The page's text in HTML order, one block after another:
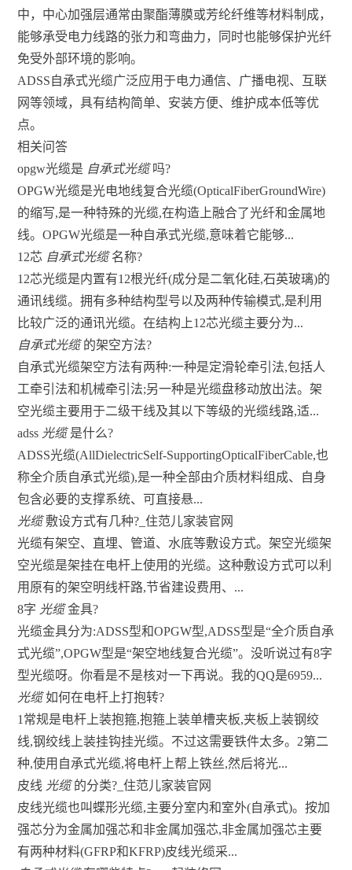
中，中心加强层通常由聚酯薄膜或芳纶纤维等材料制成，
能够承受电力线路的张力和弯曲力，同时也能够保护光纤
免受外部环境的影响。
ADSS自承式光缆广泛应用于电力通信、广播电视、互联
网等领域，具有结构简单、安装方便、维护成本低等优
点。
相关问答
opgw光缆是 自承式光缆 吗?
OPGW光缆是光电地线复合光缆(OpticalFiberGroundWire)
的缩写,是一种特殊的光缆,在构造上融合了光纤和金属地
线。OPGW光缆是一种自承式光缆,意味着它能够...
12芯 自承式光缆名称?
12芯光缆是内置有12根光纤(成分是二氧化硅,石英玻璃)的
通讯线缆。拥有多种结构型号以及两种传输模式,是利用
比较广泛的通讯光缆。在结构上12芯光缆主要分为...
自承式光缆的架空方法?
自承式光缆架空方法有两种:一种是定滑轮牵引法,包括人
工牵引法和机械牵引法;另一种是光缆盘移动放出法。架
空光缆主要用于二级干线及其以下等级的光缆线路,适...
adss 光缆是什么?
ADSS光缆(AllDielectricSelf-SupportingOpticalFiberCable,也
称全介质自承式光缆),是一种全部由介质材料组成、自身
包含必要的支撑系统、可直接悬...
光缆敷设方式有几种?_住范儿家装官网
光缆有架空、直埋、管道、水底等敷设方式。架空光缆架
空光缆是架挂在电杆上使用的光缆。这种敷设方式可以利
用原有的架空明线杆路,节省建设费用、...
8字 光缆金具?
光缆金具分为:ADSS型和OPGW型,ADSS型是“全介质自承
式光缆”,OPGW型是“架空地线复合光缆”。没听说过有8字
型光缆呀。你看是不是核对一下再说。我的QQ是6959...
光缆如何在电杆上打抱转?
1常规是电杆上装抱箍,抱箍上装单槽夹板,夹板上装钢绞
线,钢绞线上装挂钩挂光缆。不过这需要铁件太多。2第二
种,使用自承式光缆,将电杆上帮上铁丝,然后将光...
皮线 光缆的分类?_住范儿家装官网
皮线光缆也叫蝶形光缆,主要分室内和室外(自承式)。按加
强芯分为金属加强芯和非金属加强芯,非金属加强芯主要
有两种材料(GFRP和KFRP)皮线光缆采...